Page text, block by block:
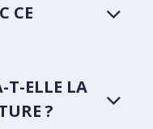
CE
T-ELLE LA
?